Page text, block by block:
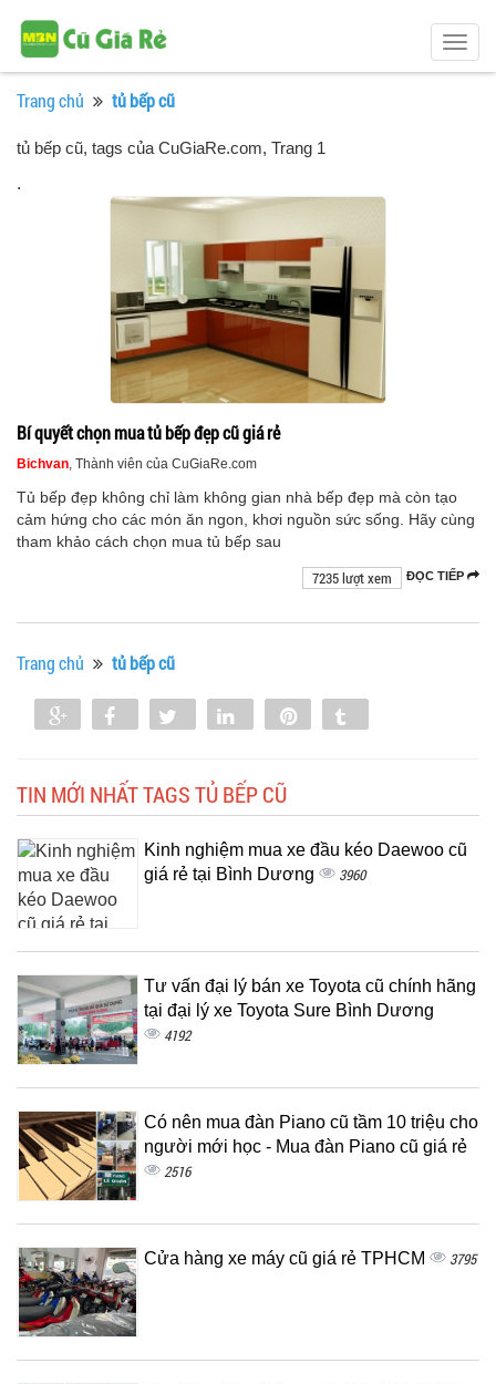
Trang chủ tủ bếp cũ
tủ bếp cũ, tags của CuGiaRe.com, Trang 1
.
Bí quyết chọn mua tủ bếp đẹp cũ giá rẻ
Bichvan, Thành viên của CuGiaRe.com
Tủ bếp đẹp không chỉ làm không gian nhà bếp đẹp mà còn tạo
cảm hứng cho các món ăn ngon, khơi nguồn sức sống. Hãy cùng
tham khảo cách chọn mua tủ bếp sau
ĐỌC TIẾP
7235 lượt xem
Trang chủ tủ bếp cũ
Share Share Tweet Share
TIN MỚI NHẤT TAGS TỦ BẾP CŨ
Kinh nghiệm mua xe đầu kéo Daewoo cũ
giá rẻ tại Bình Dương
3960
Tư vấn đại lý bán xe Toyota cũ chính hãng
tại đại lý xe Toyota Sure Bình Dương
4192
Có nên mua đàn Piano cũ tầm 10 triệu cho
người mới học - Mua đàn Piano cũ giá rẻ
2516
Cửa hàng xe máy cũ giá rẻ TPHCM 3795